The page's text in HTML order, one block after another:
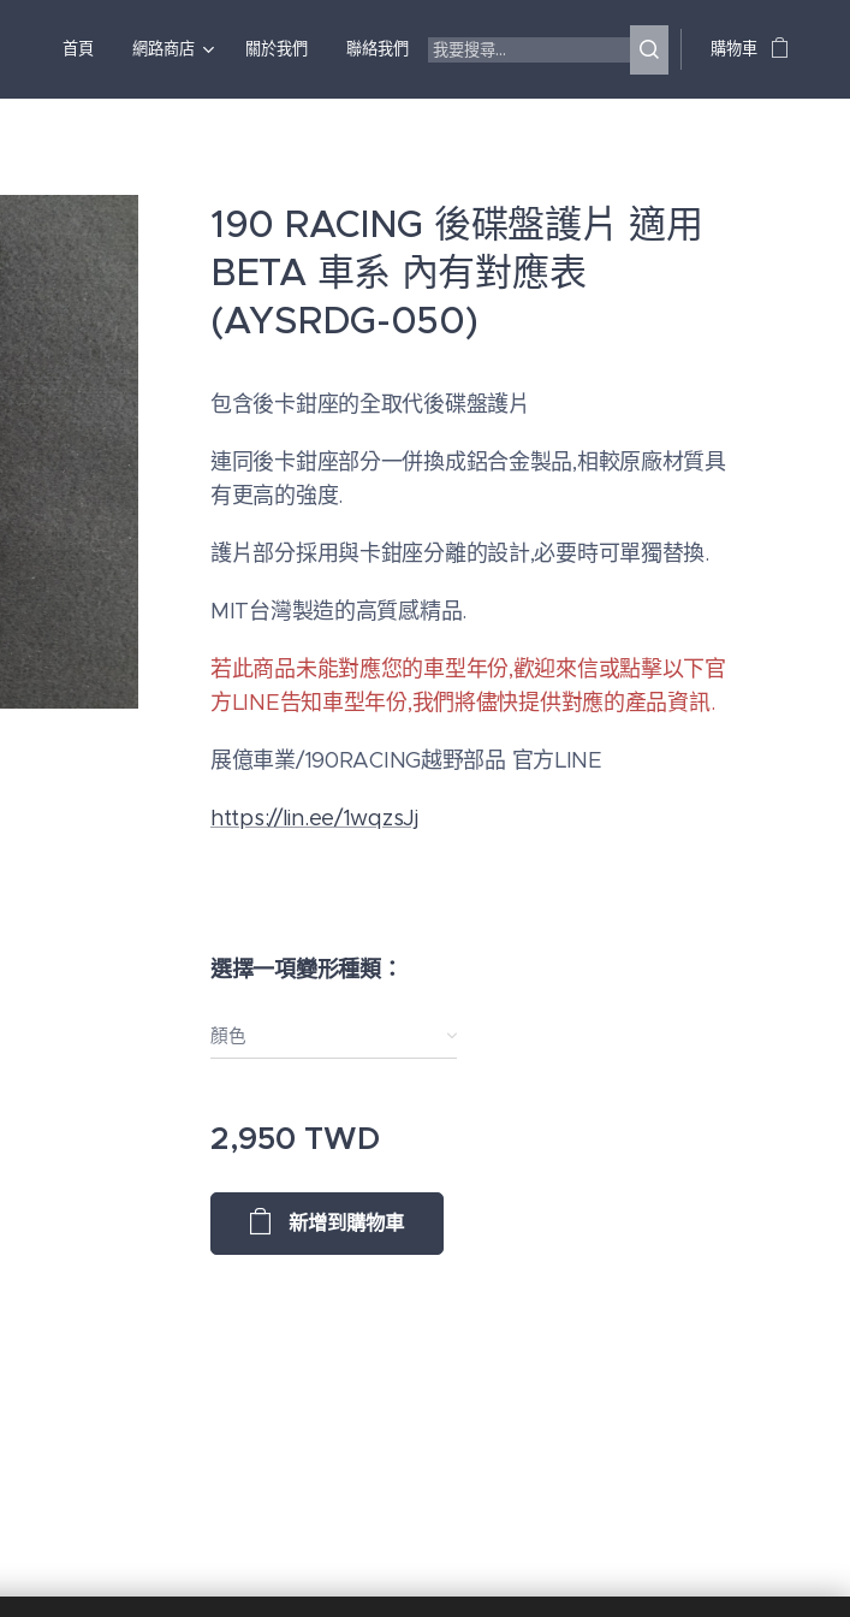
首頁 網路商店 關於我們 聯絡我們 購物車
190 RACING 後碟盤護片 適用
BETA 車系 內有對應表
(AYSRDG-050)
包含後卡鉗座的全取代後碟盤護片
連同後卡鉗座部分一併換成鋁合金製品,相較原廠材質具
有更高的強度.
護片部分採用與卡鉗座分離的設計,必要時可單獨替換.
MIT台灣製造的高質感精品.
若此商品未能對應您的車型年份,歡迎來信或點擊以下官
方LINE告知車型年份,我們將儘快提供對應的產品資訊.
展億車業/190RACING越野部品 官方LINE
https://lin.ee/1wqzsJj
選擇一項變形種類：
顏色
2,950 TWD
新增到購物車